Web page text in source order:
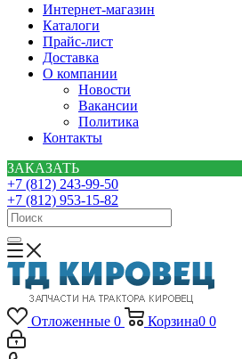
Интернет-магазин
Каталоги
Прайс-лист
Доставка
О компании
Новости
Вакансии
Политика
Контакты
ЗАКАЗАТЬ
+7 (812) 243-99-50
+7 (812) 953-15-82
Отложенные 0 Корзина0 0